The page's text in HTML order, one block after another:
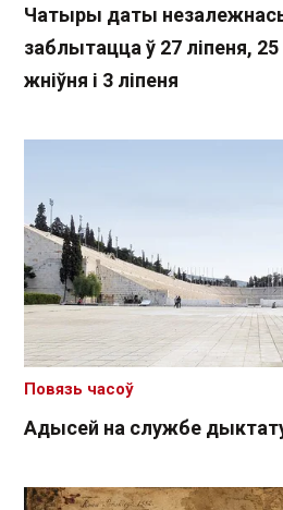
Чатыры даты
заблытацца ў 27 ліпеня, 25
жніўня і 3 ліпеня
Адысей на службе
Повязь часоў